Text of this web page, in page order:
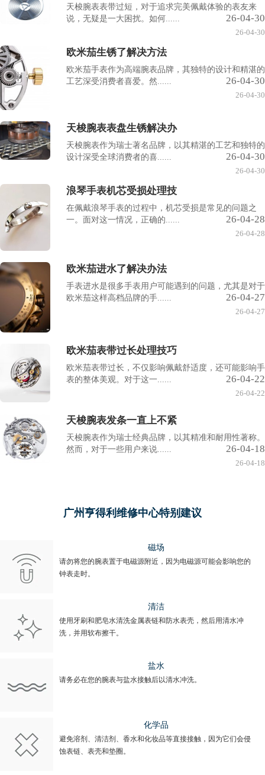
天梭腕表表带过短，对于追求完美佩戴体验的表友来
说，无疑是一大困扰。如何......
26-04-30
26-04-30
欧米茄生锈了解决方法
欧米茄手表作为高端腕表品牌，其独特的设计和精湛的
工艺深受消费者喜爱。然......
26-04-30
26-04-30
天梭腕表表盘生锈解决办
天梭腕表作为瑞士著名品牌，以其精湛的工艺和独特的
设计深受全球消费者的喜......
26-04-30
26-04-30
浪琴手表机芯受损处理技
在佩戴浪琴手表的过程中，机芯受损是常见的问题之
一。面对这一情况，正确的......
26-04-28
26-04-28
欧米茄进水了解决办法
手表进水是很多手表用户可能遇到的问题，尤其是对于
欧米茄这样高档品牌的手......
26-04-27
26-04-27
欧米茄表带过长处理技巧
欧米茄表带过长，不仅影响佩戴舒适度，还可能影响手
表的整体美观。对于这一......
26-04-22
26-04-22
天梭腕表发条一直上不紧
天梭腕表作为瑞士经典品牌，以其精准和耐用性著称。
然而，对于一些用户来说......
26-04-18
26-04-18
广州亨得利维修中心特别建议
磁场
请勿将您的腕表置于电磁源附近，因为电磁源可能会影响您的
钟表走时。
清洁
使用牙刷和肥皂水清洗金属表链和防水表壳，然后用清水冲
洗，并用软布擦干。
盐水
请务必在您的腕表与盐水接触后以清水冲洗。
化学品
避免溶剂、清洁剂、香水和化妆品等直接接触，因为它们会侵
蚀表链、表壳和垫圈。